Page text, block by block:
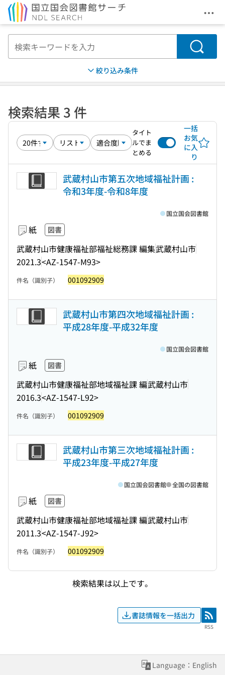
メ
検索
絞り込み条件
検索結果 3 件
タイト
ルでま
とめる
一括
お気
に入
り
武蔵村山市第五次地域福祉計画 :
令和3年度-令和8年度
紙 図書
武蔵村山市健康福祉部福祉総務課 編集武蔵村山市
2021.3<AZ-1547-M93>
国立国会図書館
件名（識別子） 001092909
武蔵村山市第四次地域福祉計画 :
平成28年度-平成32年度
紙 図書
武蔵村山市健康福祉部地域福祉課 編武蔵村山市
2016.3<AZ-1547-L92>
国立国会図書館
件名（識別子） 001092909
武蔵村山市第三次地域福祉計画 :
平成23年度-平成27年度
紙 図書
武蔵村山市健康福祉部地域福祉課 編武蔵村山市
2011.3<AZ-1547-J92>
国立国会図書館 全国の図書館
件名（識別子） 001092909
検索結果は以上です。
書誌情報を一括出力 RSS
RSS
Language：English